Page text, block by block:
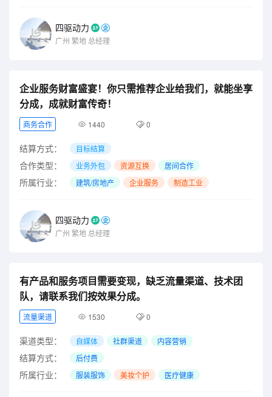
四驱动力
广州 繁地 总经理
企业服务财富盛宴！你只需推荐企业给我们，就能坐享
分成，成就财富传奇！
商务合作 1440 0
结算方式： 目标结算
合作类型： 业务外包 资源互换 居间合作
所属行业： 建筑/房地产 企业服务 制造工业
四驱动力
广州 繁地 总经理
有产品和服务项目需要变现，缺乏流量渠道、技术团
队，请联系我们按效果分成。
流量渠道 1530 0
渠道类型： 自媒体 社群渠道 内容营销
结算方式： 后付费
所属行业： 服装服饰 美妆个护 医疗健康